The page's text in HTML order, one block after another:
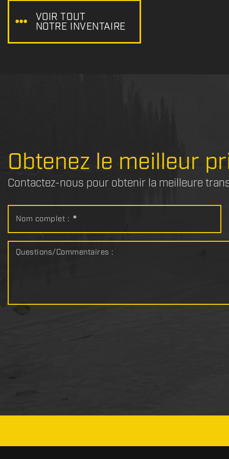
VOIR TOUT
NOTRE INVENTAIRE
Obtenez le meilleur
Contactez-nous pour obtenir la meilleure
Nom complet : *
Questions/Commentaires :